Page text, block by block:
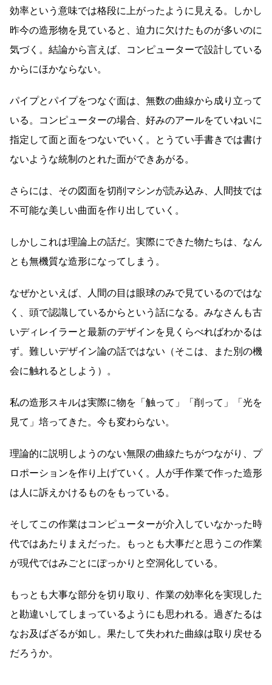
効率という意味では格段に上がったように見える。しかし
昨今の造形物を見ていると、迫力に欠けたものが多いのに
気づく。結論から言えば、コンピューターで設計している
からにほかならない。
パイプとパイプをつなぐ面は、無数の曲線から成り立って
いる。コンピューターの場合、好みのアールをていねいに
指定して面と面をつないでいく。とうてい手書きでは書け
ないような統制のとれた面ができあがる。
さらには、その図面を切削マシンが読み込み、人間技では
不可能な美しい曲面を作り出していく。
しかしこれは理論上の話だ。実際にできた物たちは、なん
とも無機質な造形になってしまう。
なぜかといえば、人間の目は眼球のみで見ているのではな
く、頭で認識しているからという話になる。みなさんも古
いディレイラーと最新のデザインを見くらべればわかるは
ず。難しいデザイン論の話ではない（そこは、また別の機
会に触れるとしよう）。
私の造形スキルは実際に物を「触って」「削って」「光を
見て」培ってきた。今も変わらない。
理論的に説明しようのない無限の曲線たちがつながり、プ
ロポーションを作り上げていく。人が手作業で作った造形
は人に訴えかけるものをもっている。
そしてこの作業はコンピューターが介入していなかった時
代ではあたりまえだった。もっとも大事だと思うこの作業
が現代ではみごとにぽっかりと空洞化している。
もっとも大事な部分を切り取り、作業の効率化を実現した
と勘違いしてしまっているようにも思われる。過ぎたるは
なお及ばざるが如し。果たして失われた曲線は取り戻せる
だろうか。